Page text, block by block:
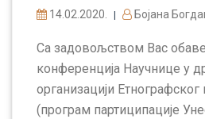
14.02.2020. Бојана
Са задовољством Вас
конференција Научнице у
организацији
(програм партиципације